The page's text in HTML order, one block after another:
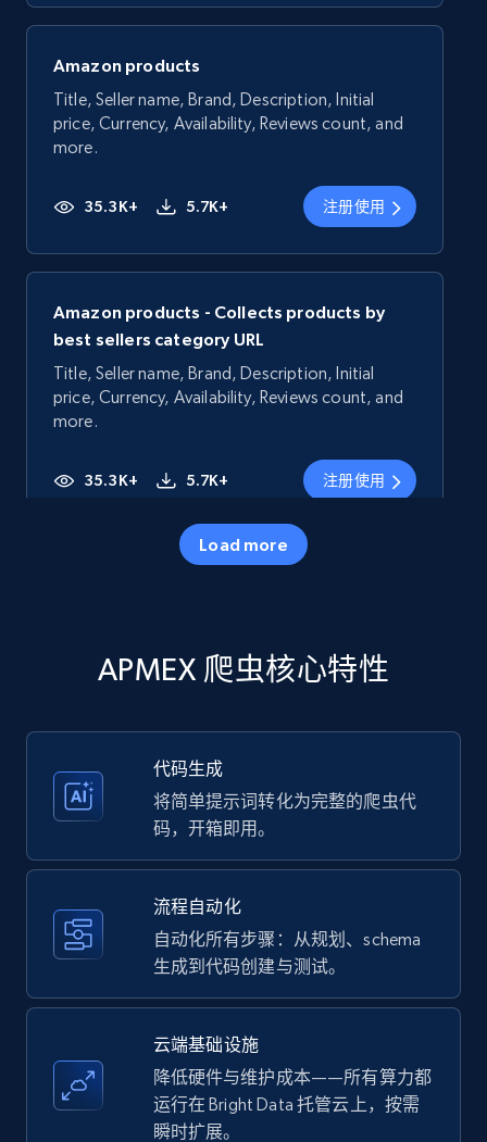
Amazon products
Title, Seller name, Brand, Description, Initial
price, Currency, Availability, Reviews count, and
more.
35.3K+ 5.7K+ 注册使用
Amazon products - Collects products by
best sellers category URL
Title, Seller name, Brand, Description, Initial
price, Currency, Availability, Reviews count, and
more.
35.3K+ 5.7K+ 注册使用
price, Currency, Availability, Reviews count, and
Amazon products - Collects products by
Title, Seller name, Brand, Description, Initial
price, Currency, Availability, Reviews count, and
Amazon products - find products by using
Load more
APMEX 爬虫核心特性
代码生成
将简单提示词转化为完整的爬虫代
码，开箱即用。
流程自动化
自动化所有步骤：从规划、schema
生成到代码创建与测试。
云端基础设施
降低硬件与维护成本——所有算力都
运行在 Bright Data 托管云上，按需
瞬时扩展。